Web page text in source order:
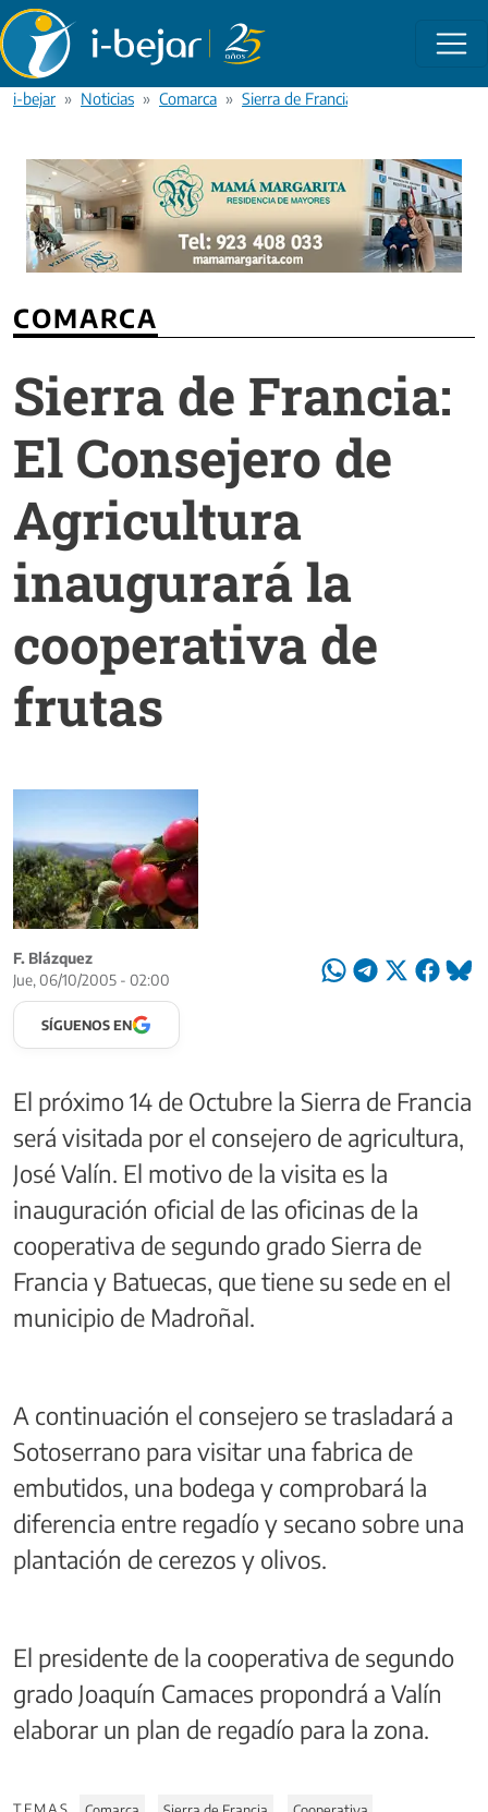
Pasar al contenido principal
i-bejar Noticias Comarca Sierra de Francia: El Consejero de
COMARCA
Sierra de Francia:
El Consejero de
Agricultura
inaugurará la
cooperativa de
frutas
F. Blázquez
Jue, 06/10/2005 - 02:00
SÍGUENOS EN
El próximo 14 de Octubre la Sierra de Francia
será visitada por el consejero de agricultura,
José Valín. El motivo de la visita es la
inauguración oficial de las oficinas de la
cooperativa de segundo grado Sierra de
Francia y Batuecas, que tiene su sede en el
municipio de Madroñal.
A continuación el consejero se trasladará a
Sotoserrano para visitar una fabrica de
embutidos, una bodega y comprobará la
diferencia entre regadío y secano sobre una
plantación de cerezos y olivos.
El presidente de la cooperativa de segundo
grado Joaquín Camaces propondrá a Valín
elaborar un plan de regadío para la zona.